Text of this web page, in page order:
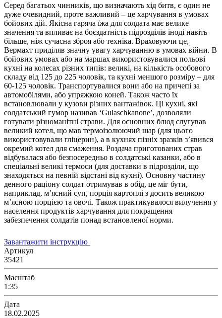
Серед багатьох чинників, що визначають хід битв, є один не
дуже очевидний, проте важливий – це харчування в умовах
бойових дій. Якісна гаряча їжа для солдата має велике
значення та впливає на боєздатність підрозділів іноді навіть
більше, ніж сучасна зброя або техніка. Враховуючи це,
Вермахт приділяв значну увагу харчуванню в умовах війни. В
бойових умовах або на маршах використовувалися польові
кухні на колесах різних типів: великі, на кількість особового
складу від 125 до 225 чоловік, та кухні меншого розміру – для
60-125 чоловік. Транспортувалися вони або на причепі за
автомобілями, або упряжкою коней. Також часто їх
встановлювали у кузови різних вантажівок. Ці кухні, які
солдатський гумор називав ‘Gulaschkanone’, дозволяли
готувати різноманітні страви. Для основних блюд слугував
великий котел, що мав термоізолюючий шар (для цього
використовували гліцерин), а в кухнях пізніх зразків з’явився
окремий котел для смаження. Роздача приготованих страв
відбувалася або безпосередньо в солдатські казанки, або в
спеціальні великі термоси (для доставки в підрозділи, що
знаходяться на певній відстані від кухні). Основну частину
денного раціону солдат отримував в обід, це міг бути,
наприклад, м’ясний суп, порція картоплі з досить великою
м’ясною порцією та овочі. Також практикувалося вилучення у
населення продуктів харчування для покращення
забезпечення солдатів понад встановленої норми.
Завантажити інструкцію
Артикул
35421
Масштаб
1:35
Дата
18.02.2025